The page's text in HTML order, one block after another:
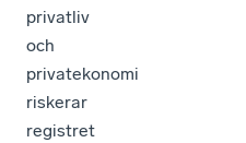
privatliv
och
privatekonomi
riskerar
registret